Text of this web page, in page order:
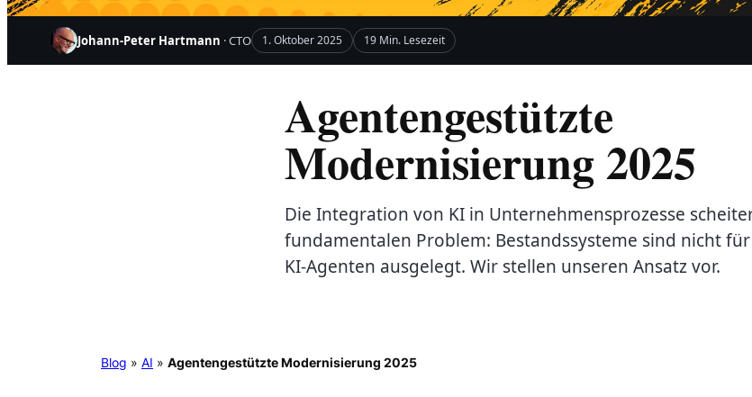
Johann-Peter Hartmann · CTO 1. Oktober 2025 19 Min. Lesezeit
Agentengestützte
Modernisierung 2025
Die Integration von KI in Unternehmensprozesse
fundamentalen Problem: Bestandssysteme sind nicht
KI-Agenten ausgelegt. Wir stellen unseren Ansatz vor.
Blog » AI » Agentengestützte Modernisierung 2025